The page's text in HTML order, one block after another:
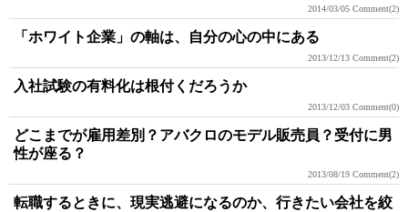
2014/03/05 Comment(2)
「ホワイト企業」の軸は、自分の心の中にある
2013/12/13 Comment(2)
入社試験の有料化は根付くだろうか
2013/12/03 Comment(0)
どこまでが雇用差別？アバクロのモデル販売員？受付に男
性が座る？
2013/08/19 Comment(2)
転職するときに、現実逃避になるのか、行きたい会社を絞